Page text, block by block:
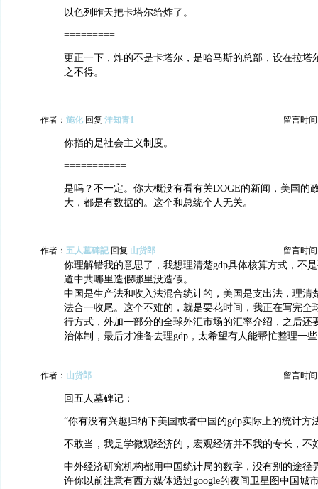
以色列昨天把卡塔尔给炸了。
=========
更正一下，炸的不是卡塔尔，是哈马斯的总部，设在拉塔
之不得。
作者： 施化 回复 洋知青1 留言时间
你指的是社会主义制度。
===========
是吗？不一定。你大概没有看有关DOGE的新闻，美国的
大，都是有数据的。这个和总统个人无关。
作者： 五人墓碑記 回复 山货郎 留言时间
你理解错我的意思了，我想理清楚gdp具体核算方式，不
道中共哪里造假哪里没造假。
中国是生产法和收入法混合统计的，美国是支出法，理清
法合一收尾。这个不难的，就是要花时间，我正在写完全
行方式，外加一部分的全球外汇市场的汇率介绍，之后还
治体制，最后才准备去理gdp，太希望有人能帮忙整理一
作者： 山货郎 留言时间
回五人墓碑记：
“你有没有兴趣归纳下美国或者中国的gdp实际上的统计方
不敢当，我是学微观经济的，宏观经济并不我的专长，不
中外经济研究机构都用中国统计局的数字，没有别的途径
许你以前注意有西方媒体透过google的夜间卫星图中国城